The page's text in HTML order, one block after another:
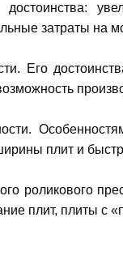
затраты на
Его
плит и
роликового
плит, плиты с